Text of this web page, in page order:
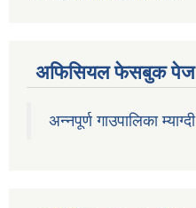
अफिसियल फेसबुक पेज
अन्नपूर्ण गाउपालिका म्याग्दी